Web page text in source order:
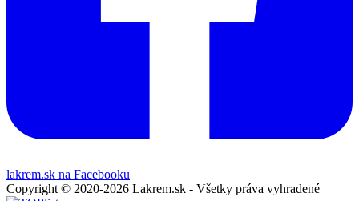
lakrem.sk na Facebooku
Copyright © 2020-2026 Lakrem.sk - Všetky práva vyhradené